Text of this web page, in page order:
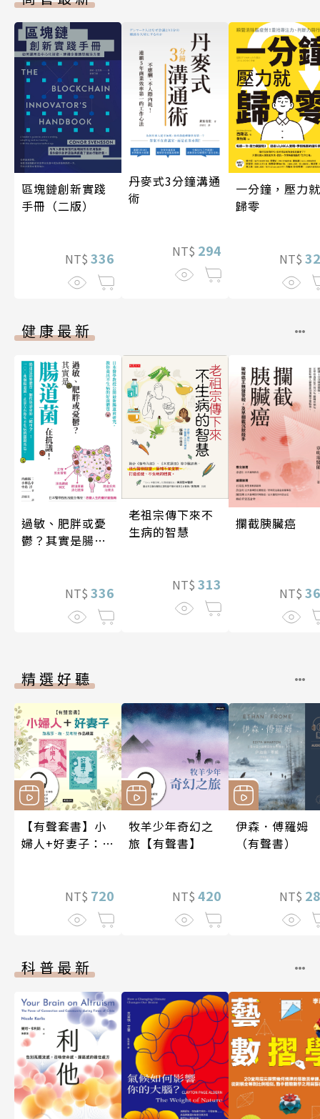
區塊鏈創新實踐
手冊（二版）
NT$ 336
丹麥式3分鐘溝通
術
NT$ 294
一分鐘，壓力就
歸零
NT$
健康最新
過敏、肥胖或憂
鬱？其實是腸道
NT$ 336
老祖宗傳下來不
生病的智慧
NT$ 313
攔截胰臟癌
NT$
精選好聽
【有聲套書】小
婦人+好妻子：路
NT$ 720
牧羊少年奇幻之
旅【有聲書】
NT$ 420
伊森．傅羅姆
（有聲書）
NT$
科普最新